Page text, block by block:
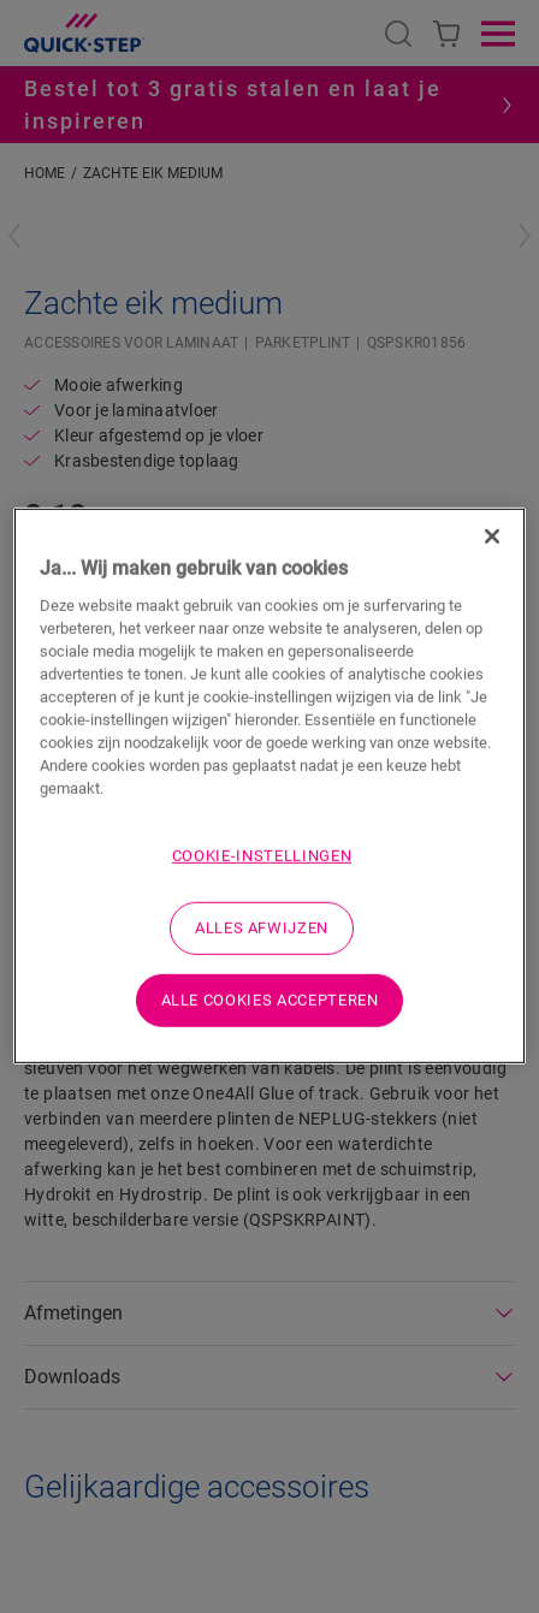
Open search
Bestel tot 3 gratis stalen en laat je
inspireren
HOME ZACHTE EIK MEDIUM
Zachte eik medium
ACCESSOIRES VOOR LAMINAAT PARKETPLINT QSPSKR01856
Mooie afwerking
Voor je laminaatvloer
Kleur afgestemd op je vloer
Krasbestendige toplaag
8,10
TOEVOEGEN AAN WINKELMANDJE
Wil je dit accessoire graag in het echt zien?
Productkenmerken
Dit is een hoge, rechte plint die perfect past bij de kleur van
sleuven voor het wegwerken van kabels. De plint is eenvoudig
te plaatsen met onze One4All Glue of track. Gebruik voor het
verbinden van meerdere plinten de NEPLUG-stekkers (niet
meegeleverd), zelfs in hoeken. Voor een waterdichte
afwerking kan je het best combineren met de schuimstrip,
Hydrokit en Hydrostrip. De plint is ook verkrijgbaar in een
witte, beschilderbare versie (QSPSKRPAINT).
Afmetingen
Downloads
Gelijkaardige accessoires
Ja... Wij maken gebruik van cookies
Deze website maakt gebruik van cookies om je surfervaring te
verbeteren, het verkeer naar onze website te analyseren, delen op
sociale media mogelijk te maken en gepersonaliseerde
advertenties te tonen. Je kunt alle cookies of analytische cookies
accepteren of je kunt je cookie-instellingen wijzigen via de link "Je
cookie-instellingen wijzigen" hieronder. Essentiële en functionele
cookies zijn noodzakelijk voor de goede werking van onze website.
Andere cookies worden pas geplaatst nadat je een keuze hebt
gemaakt.
COOKIE-INSTELLINGEN
ALLES AFWIJZEN
ALLE COOKIES ACCEPTEREN